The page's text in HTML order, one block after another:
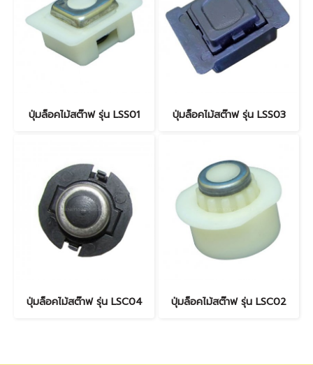
ปุ่มล็อคไม้สต๊าฟ รุ่น LSS01 ปุ่มล็อคไม้สต๊าฟ รุ่น LSS03
ปุ่มล็อคไม้สต๊าฟ รุ่น LSC04 ปุ่มล็อคไม้สต๊าฟ รุ่น LSC02